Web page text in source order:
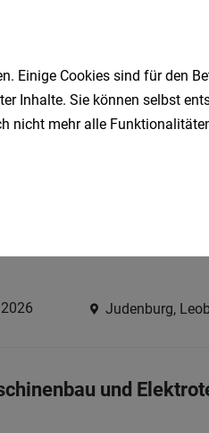
Judenburg,
und
Einige Cookies sind für den
Inhalte. Sie können selbst
nicht mehr alle